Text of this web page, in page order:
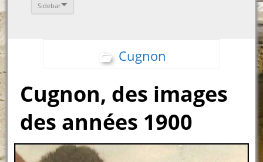
Sidebar
Cugnon
Cugnon, des images
des années 1900